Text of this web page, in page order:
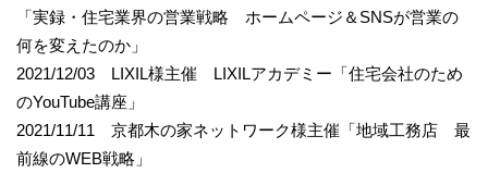
「実録・住宅業界の営業戦略 ホームページ＆SNSが営業の
何を変えたのか」
2021/12/03 LIXIL様主催 LIXILアカデミー「住宅会社のため
のYouTube講座」
2021/11/11 京都木の家ネットワーク様主催「地域工務店 最
前線のWEB戦略」